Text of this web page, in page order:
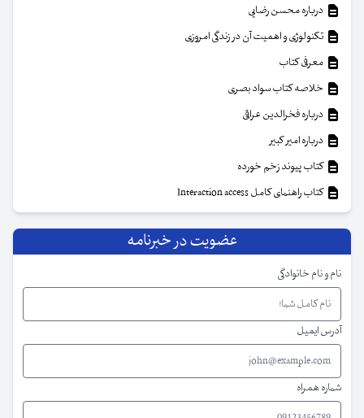
درباره محسن رضایی
تکنولوژی و اهمیت آن در زندگی امروزی
معرفی کتاب
خلاصه کتاب سواد بصری
درباره فخرالدین عراقی
درباره امیر کبیر
کتاب پیوند زخم خورده
کتاب راهنمای کامل Interaction access
عضویت در خبرنامه
نام و نام خانوادگی
آدرس ایمیل
شماره همراه